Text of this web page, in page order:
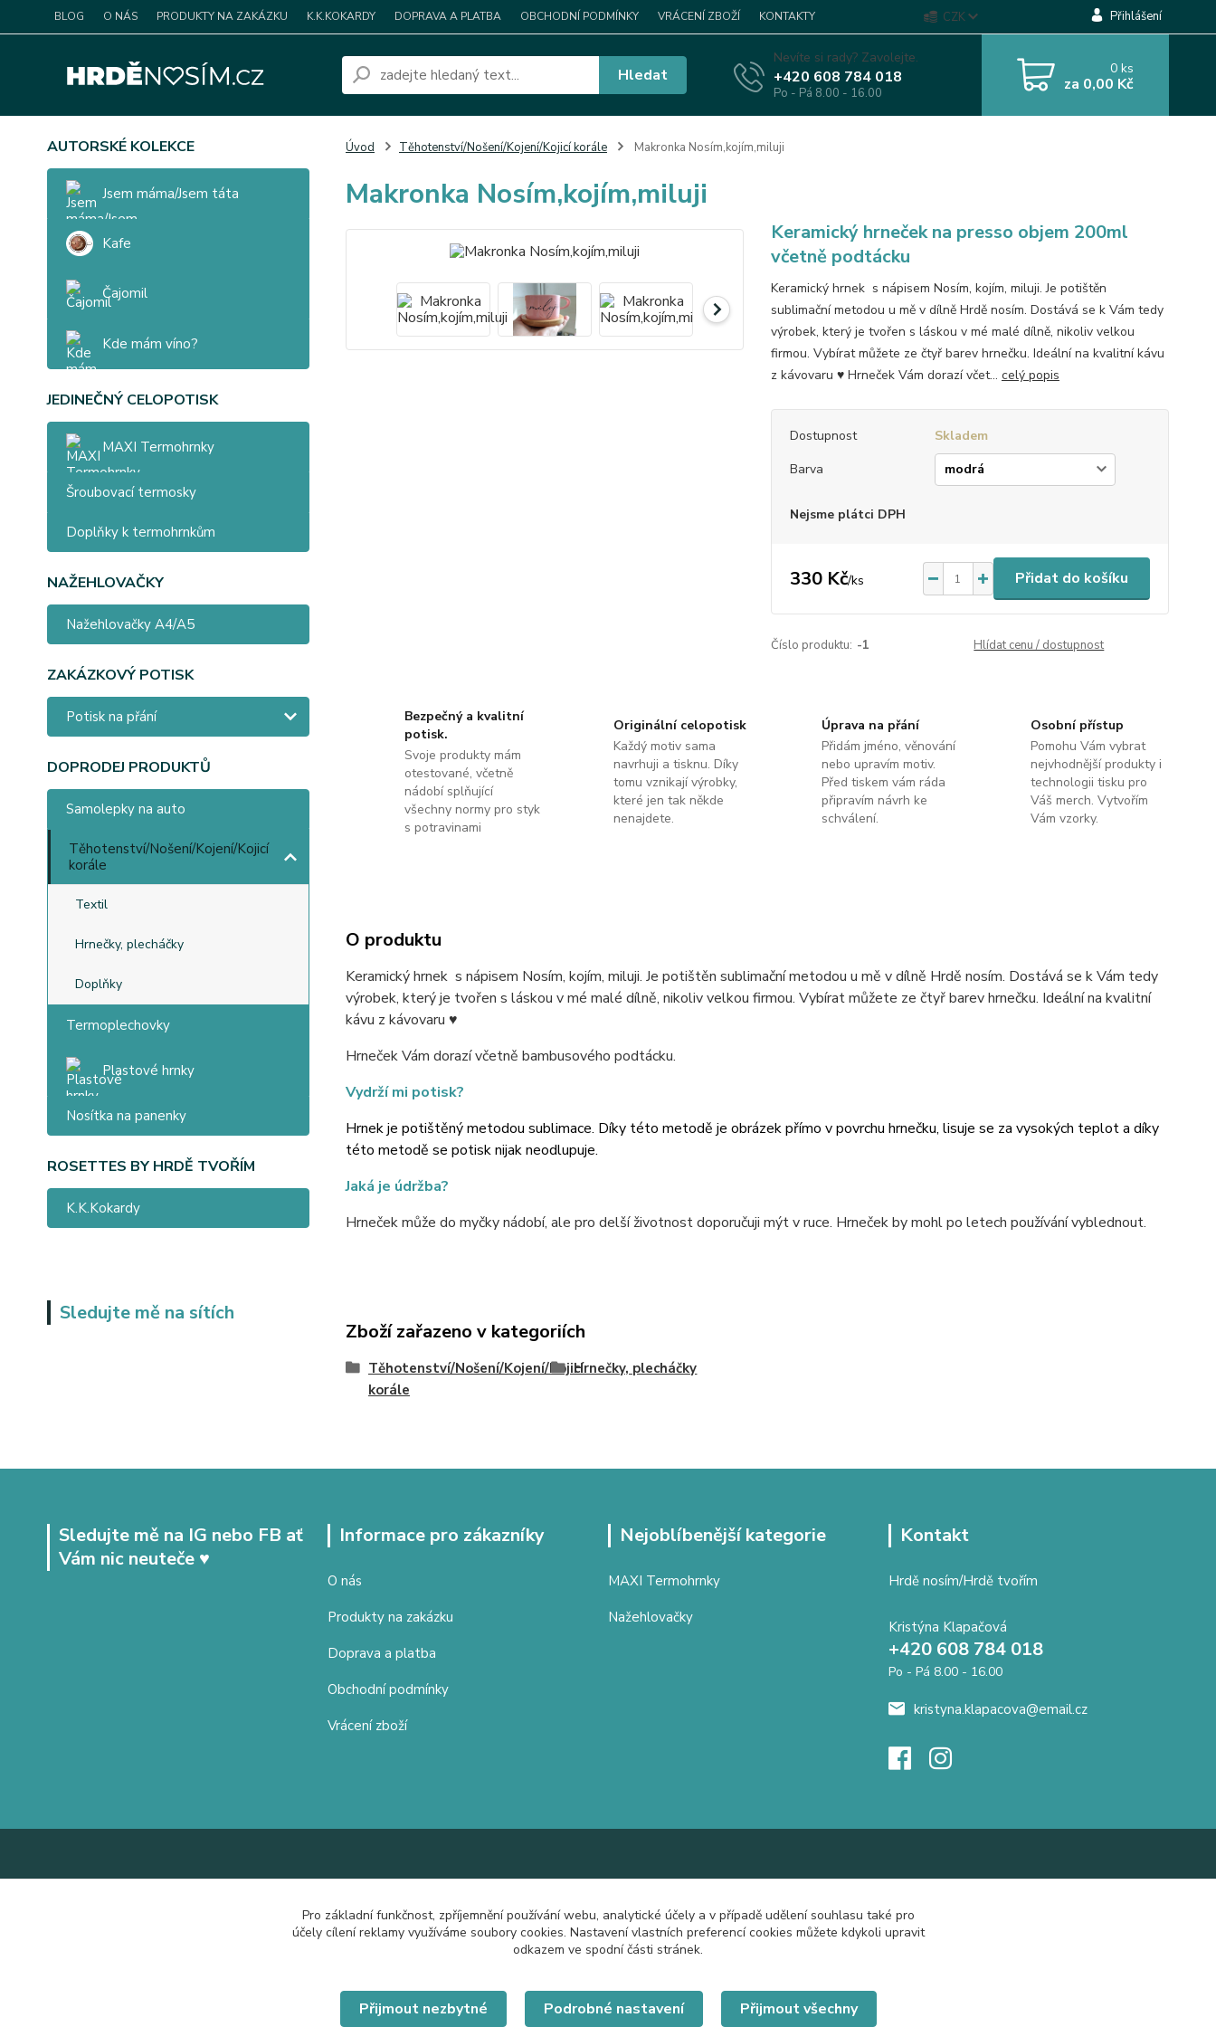
BLOG O NÁS PRODUKTY NA ZAKÁZKU K.K.KOKARDY DOPRAVA A PLATBA OBCHODNÍ PODMÍNKY VRÁCENÍ ZBOŽÍ KONTAKTY CZK Přihlášení
Hledat
Nevíte si rady? Zavolejte.
+420 608 784 018
Po - Pá 8.00 - 16.00
0ks
za 0,00 Kč
AUTORSKÉ KOLEKCE
Jsem máma/Jsem táta
Kafe
Čajomil
Kde mám víno?
JEDINEČNÝ CELOPOTISK
MAXI Termohrnky
Šroubovací termosky
Doplňky k termohrnkům
NAŽEHLOVAČKY
Nažehlovačky A4/A5
ZAKÁZKOVÝ POTISK
Potisk na přání
DOPRODEJ PRODUKTŮ
Samolepky na auto
Těhotenství/Nošení/Kojení/Kojicí
korále
Textil
Hrnečky, plecháčky
Doplňky
Termoplechovky
Plastové hrnky
Nosítka na panenky
ROSETTES BY HRDĚ TVOŘÍM
K.K.Kokardy
Sledujte mě na sítích
Úvod Těhotenství/Nošení/Kojení/Kojicí korále Makronka Nosím,kojím,miluji
Makronka Nosím,kojím,miluji
Keramický hrneček na presso objem 200ml
včetně podtácku
Keramický hrnek s nápisem Nosím, kojím, miluji. Je potištěn
sublimační metodou u mě v dílně Hrdě nosím. Dostává se k Vám tedy
výrobek, který je tvořen s láskou v mé malé dílně, nikoliv velkou
firmou. Vybírat můžete ze čtyř barev hrnečku. Ideální na kvalitní kávu
z kávovaru ♥ Hrneček Vám dorazí včet... celý popis
Dostupnost
Skladem
Barva
Nejsme plátci DPH
330 Kč/ks Přidat do košíku
Číslo produktu: -1 Hlídat cenu / dostupnost
Bezpečný a kvalitní
potisk.
Svoje produkty mám
otestované, včetně
nádobí splňující
všechny normy pro styk
s potravinami
Originální celopotisk
Každý motiv sama
navrhuji a tisknu. Díky
tomu vznikají výrobky,
které jen tak někde
nenajdete.
Úprava na přání
Přidám jméno, věnování
nebo upravím motiv.
Před tiskem vám ráda
připravím návrh ke
schválení.
Osobní přístup
Pomohu Vám vybrat
nejvhodnější produkty i
technologii tisku pro
Váš merch. Vytvořím
Vám vzorky.
O produktu
Keramický hrnek s nápisem Nosím, kojím, miluji. Je potištěn sublimační metodou u mě v dílně Hrdě nosím. Dostává se k Vám tedy
výrobek, který je tvořen s láskou v mé malé dílně, nikoliv velkou firmou. Vybírat můžete ze čtyř barev hrnečku. Ideální na kvalitní
kávu z kávovaru ♥
Hrneček Vám dorazí včetně bambusového podtácku.
Vydrží mi potisk?
Hrnek je potištěný metodou sublimace. Díky této metodě je obrázek přímo v povrchu hrnečku, lisuje se za vysokých teplot a díky
této metodě se potisk nijak neodlupuje.
Jaká je údržba?
Hrneček může do myčky nádobí, ale pro delší životnost doporučuji mýt v ruce. Hrneček by mohl po letech používání vyblednout.
Zboží zařazeno v kategoriích
Těhotenství/Nošení/Kojení/Kojicí
korále
Hrnečky, plecháčky
Sledujte mě na IG nebo FB ať
Vám nic neuteče ♥
Informace pro zákazníky
O nás
Produkty na zakázku
Doprava a platba
Obchodní podmínky
Vrácení zboží
Nejoblíbenější kategorie
MAXI Termohrnky
Nažehlovačky
Kontakt
Hrdě nosím/Hrdě tvořím
Kristýna Klapačová
+420 608 784 018
Po - Pá 8.00 - 16.00
kristyna.klapacova@email.cz
Pro základní funkčnost, zpříjemnění používání webu, analytické účely a v případě udělení souhlasu také pro
účely cílení reklamy využíváme soubory cookies. Nastavení vlastních preferencí cookies můžete kdykoli upravit
odkazem ve spodní části stránek.
Přijmout nezbytné Podrobné nastavení Přijmout všechny